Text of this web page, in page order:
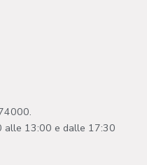
alle 13:00 e dalle 17:30